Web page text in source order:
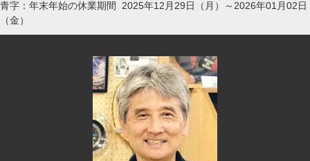
青字：年末年始の休業期間 2025年12月29日（月）～2026年01月02日
（金）